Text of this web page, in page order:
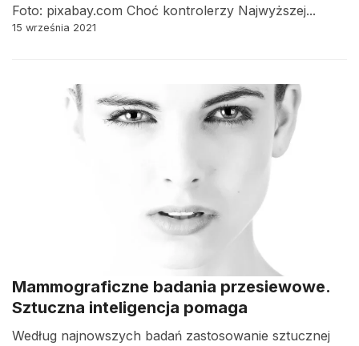
Foto: pixabay.com Choć kontrolerzy Najwyższej...
15 września 2021
Mammograficzne badania przesiewowe.
Sztuczna inteligencja pomaga
Według najnowszych badań zastosowanie sztucznej